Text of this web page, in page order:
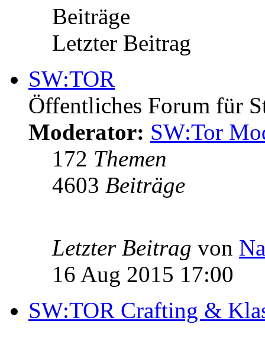
Beiträge
Letzter Beitrag
SW:TOR
Öffentliches Forum für
Moderator: SW:Tor
172 Themen
4603 Beiträge
Letzter Beitrag von
16 Aug 2015 17:00
SW:TOR Crafting &